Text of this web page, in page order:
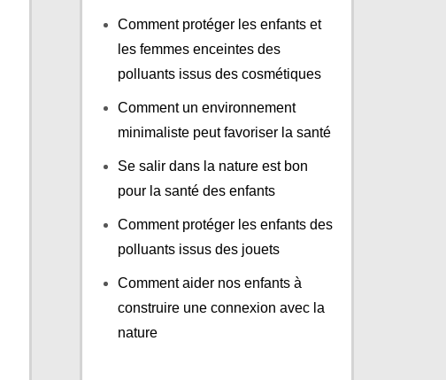
Comment protéger les enfants et
les femmes enceintes des
polluants issus des cosmétiques
Comment un environnement
minimaliste peut favoriser la santé
Se salir dans la nature est bon
pour la santé des enfants
Comment protéger les enfants des
polluants issus des jouets
Comment aider nos enfants à
construire une connexion avec la
nature